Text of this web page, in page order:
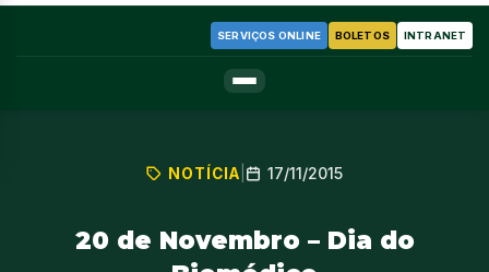
SERVIÇOS ONLINE BOLETOS INTRANET
NOTÍCIA 17/11/2015
20 de Novembro – Dia do